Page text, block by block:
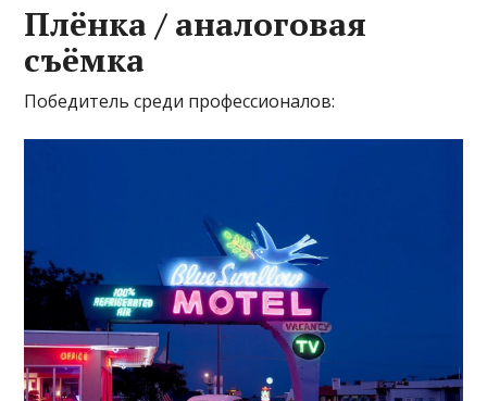
Плёнка / аналоговая
съёмка
Победитель среди профессионалов: